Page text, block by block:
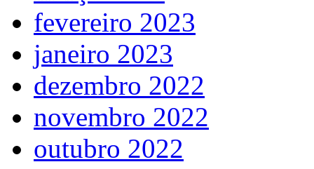
fevereiro 2023
janeiro 2023
dezembro 2022
novembro 2022
outubro 2022